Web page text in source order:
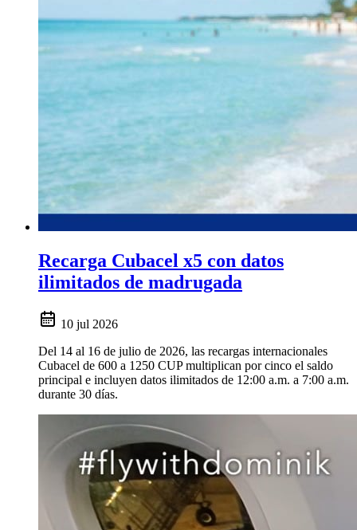
Recarga Cubacel x5 con datos
ilimitados de madrugada
10 jul 2026
Del 14 al 16 de julio de 2026, las recargas internacionales
Cubacel de 600 a 1250 CUP multiplican por cinco el saldo
principal e incluyen datos ilimitados de 12:00 a.m. a 7:00 a.m.
durante 30 días.